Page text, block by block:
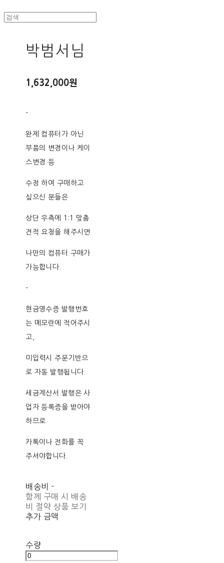
박범서님
1,632,000원
-
완제 컴퓨터가 아닌
부품의 변경이나 케이
스변경 등
수정 하여 구매하고
싶으신 분들은
상단 우측에 1:1 맞춤
견적 요청을 해주시면
나만의 컴퓨터 구매가
가능합니다.
-
현금영수증 발행번호
는 메모란에 적어주시
고,
미입력시 주문기반으
로 자동 발행됩니다.
세금계산서 발행은 사
업자 등록증을 받아야
하므로
카톡이나 전화를 꼭
주셔야합니다.
배송비 -
함께 구매 시 배송
비 절약 상품 보기
추가 금액
수량